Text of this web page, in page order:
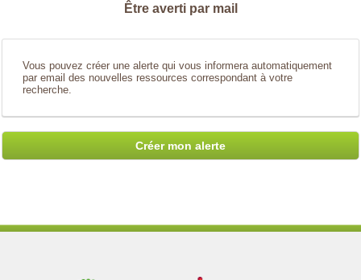
Être averti par mail
Vous pouvez créer une alerte qui vous informera automatiquement
par email des nouvelles ressources correspondant à votre
recherche.
Créer mon alerte